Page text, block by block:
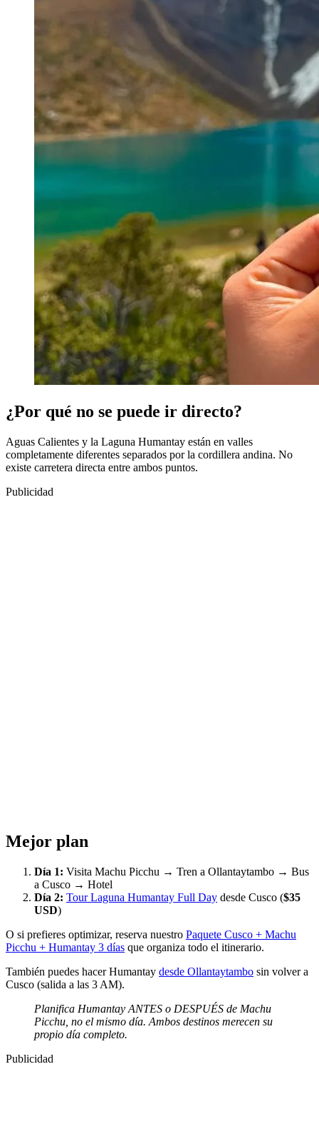
¿Por qué no se puede ir directo?
Aguas Calientes y la Laguna Humantay están en valles
completamente diferentes separados por la cordillera andina. No
existe carretera directa entre ambos puntos.
Publicidad
Mejor plan
Día 1: Visita Machu Picchu → Tren a Ollantaytambo → Bus
a Cusco → Hotel
Día 2: Tour Laguna Humantay Full Day desde Cusco ($35
USD)
O si prefieres optimizar, reserva nuestro Paquete Cusco + Machu
Picchu + Humantay 3 días que organiza todo el itinerario.
También puedes hacer Humantay desde Ollantaytambo sin volver a
Cusco (salida a las 3 AM).
Planifica Humantay ANTES o DESPUÉS de Machu
Picchu, no el mismo día. Ambos destinos merecen su
propio día completo.
Publicidad